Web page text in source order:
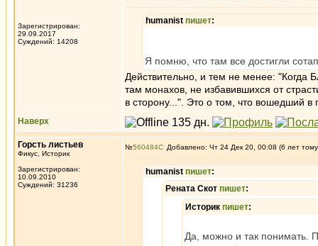
Зарегистрирован:
29.09.2017
Суждений: 14208
humanist пишет:
Я помню, что там все достигли
Действительно, и тем не менее: "Когда
там монахов, не избавившихся от
в сторону...". Это о том, что вошедший в
Наверх
Горсть листьев
Фикус, Историк
Зарегистрирован:
10.09.2010
Суждений: 31236
№560484 Добавлено: Чт 24 Дек 20, 00:08 (6 лет
humanist пишет:
Рената Скот пишет:
Историк пишет:
Да, можно и так понимать.